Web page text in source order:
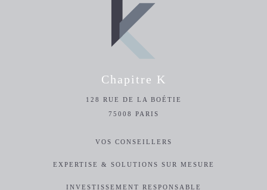
Chapitre K
128 RUE DE LA BOÉTIE
75008 PARIS
VOS CONSEILLERS
EXPERTISE & SOLUTIONS SUR MESURE
INVESTISSEMENT RESPONSABLE